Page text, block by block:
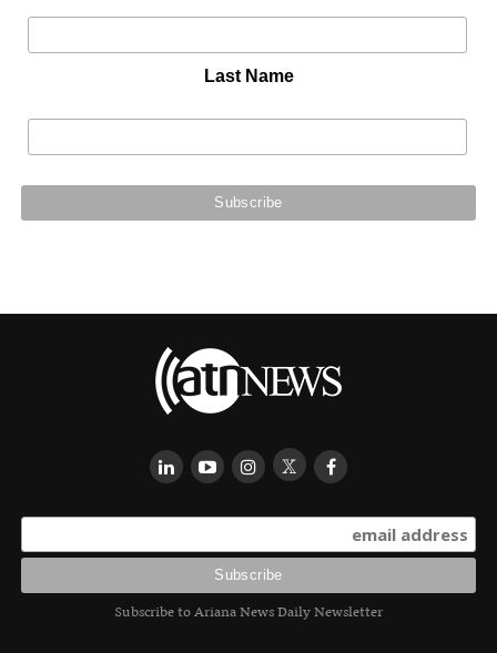
Last Name
Subscribe to Ariana News Daily Newsletter